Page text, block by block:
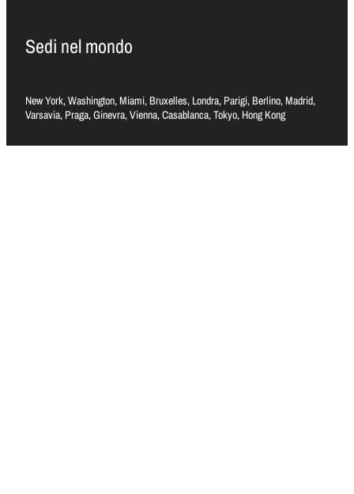
Sedi nel mondo
New York, Washington, Miami, Bruxelles, Londra, Parigi, Berlino, Madrid,
Varsavia, Praga, Ginevra, Vienna, Casablanca, Tokyo, Hong Kong